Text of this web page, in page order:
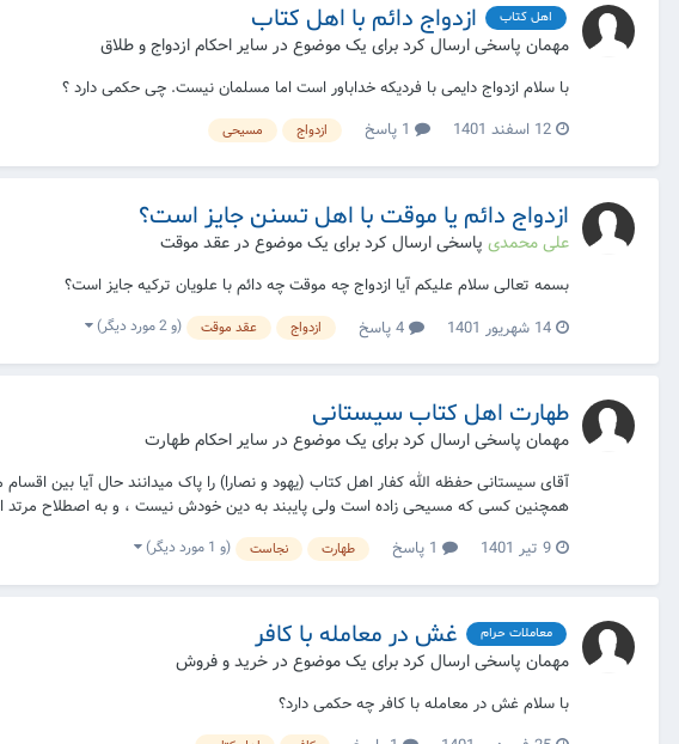
اهل کتاب ازدواج دائم با اهل کتاب
مهمان پاسخی ارسال کرد برای یک موضوع در سایر احکام ازدواج و طلاق
با سلام ازدواج دایمی با فردیکه خداباور است اما مسلمان نیست. چی حکمی دارد ؟
12 اسفند 1401
ازدواج مسیحی
ازدواج دائم یا موقت با اهل تسنن جایز است؟
علی محمدی پاسخی ارسال کرد برای یک موضوع در عقد موقت
بسمه تعالی سلام علیکم آیا ازدواج چه موقت چه دائم با علویان ترکیه جایز است؟
14 شهریور 1401
ازدواج عقد موقت (و 2 مورد دیگر)
طهارت اهل کتاب سیستانی
مهمان پاسخی ارسال کرد برای یک موضوع در سایر احکام طهارت
آقای سیستانی حفظه الله کفار اهل کتاب (یهود و نصارا) را پاک میدانند حال آیا
همچنین کسی که مسیحی زاده است ولی پایبند به دین خودش نیست ، و به اصطلاح مرتد
9 تیر 1401
طهارت نجاست (و 1 مورد دیگر)
معاملات حرام غش در معامله با کافر
مهمان پاسخی ارسال کرد برای یک موضوع در خرید و فروش
با سلام غش در معامله با کافر چه حکمی دارد؟